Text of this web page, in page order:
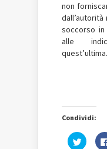
non
soccorso
alle
quest’ultima.
Condividi:
Fai
clic